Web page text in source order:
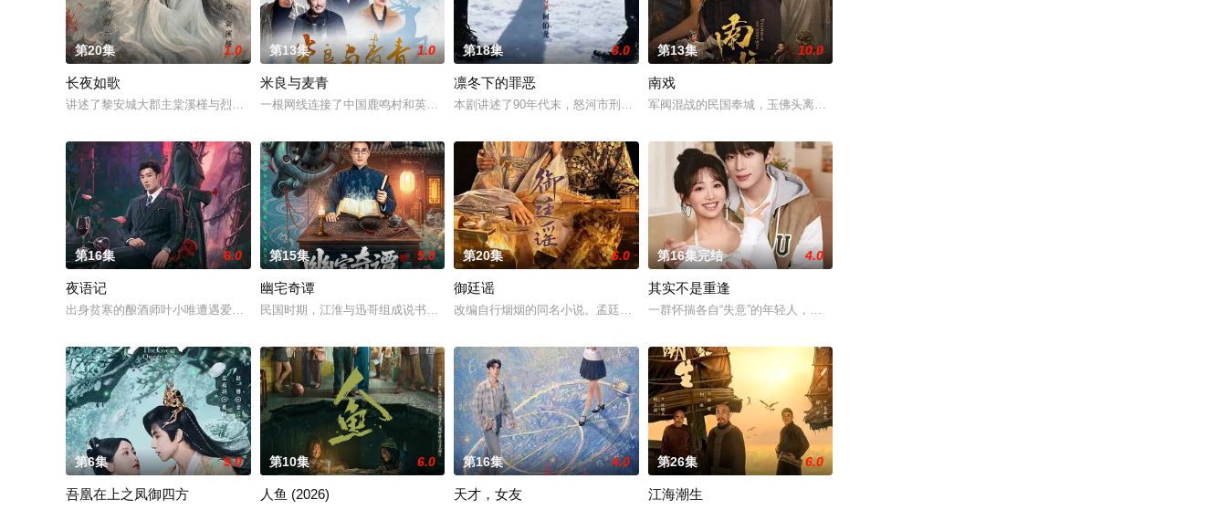
第20集 1.0
长夜如歌
讲述了黎安城大郡主棠溪槿与烈云峥之间曲折动人的情感，以及他们在复杂局势中坚守初心、勇敢面对困难的爱情故事。通过剧中主人公在成长的道
第13集 1.0
米良与麦青
一根网线连接了中国鹿鸣村和英国牛津，麦香通过视频向米良宣告：婚不结了。鹿鸣村开了锅，村民大骂麦香是叛徒。麦香是婚前体检查出不孕症，
第18集 8.0
凛冬下的罪恶
本剧讲述了90年代末，怒河市刑侦支队在无普及监控、无DNA鉴定技术的支持下，通过摸排、勘查等传统刑侦手段，接连破获数起重案要案的艰
第13集 10.0
南戏
军阀混战的民国奉城，玉佛头离奇失窃，戏班主横尸戏台，将冷血少帅许又安与昆曲名伶荣筱楠推向不死不休
第16集 6.0
夜语记
出身贫寒的酿酒师叶小唯遭遇爱人程桉、恩师林晚媚的双重背叛。她从恨意中涅槃重生，借私生女桑落的身份入住程家。她步步为营，周旋在各怀心
第15集 5.0
幽宅奇谭
民国时期，江淮与迅哥组成说书班子，偶遇“白天人住屋，晚上鬼占房”的阴阳宅，江淮被掳走配“阴婚”。他与女探长穆英搭档，侦破阎王娶亲、
第20集 6.0
御廷谣
改编自行烟烟的同名小说。孟廷辉，大平王朝有史以来个以女子进士科三元及第入翰林院的奇女子。十年前的她被他从死人堆里救出来，蓬头垢面口
第16集完结 4.0
其实不是重逢
一群怀揣各自“失意”的年轻人，在沿海小城南安相遇相知，他们决心各展所长创办旅行社。他们以当地的特色
第6集 9.0
吾凰在上之凤御四方
第10集 6.0
人鱼 (2026)
第16集 4.0
天才，女友
第26集 6.0
江海潮生